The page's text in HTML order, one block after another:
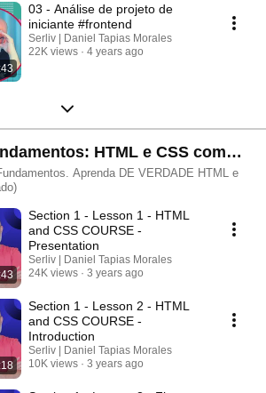
03 - Análise de projeto de
iniciante #frontend
Serliv | Daniel Tapias Morales
22K views
4 years ago
HTML e CSS com
Aprenda DE VERDADE HTML e
Section 1 - Lesson 1 - HTML
and CSS COURSE -
Presentation
Serliv | Daniel Tapias Morales
24K views
3 years ago
Section 1 - Lesson 2 - HTML
and CSS COURSE -
Introduction
Serliv | Daniel Tapias Morales
10K views
3 years ago